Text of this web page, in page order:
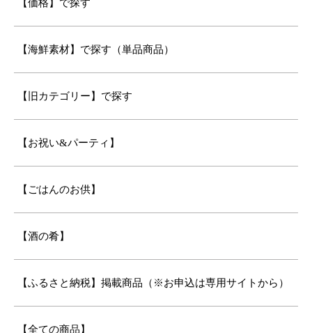
【価格】で探す
【海鮮素材】で探す（単品商品）
【旧カテゴリー】で探す
【お祝い&パーティ】
【ごはんのお供】
【酒の肴】
【ふるさと納税】掲載商品（※お申込は専用サイトから）
【全ての商品】